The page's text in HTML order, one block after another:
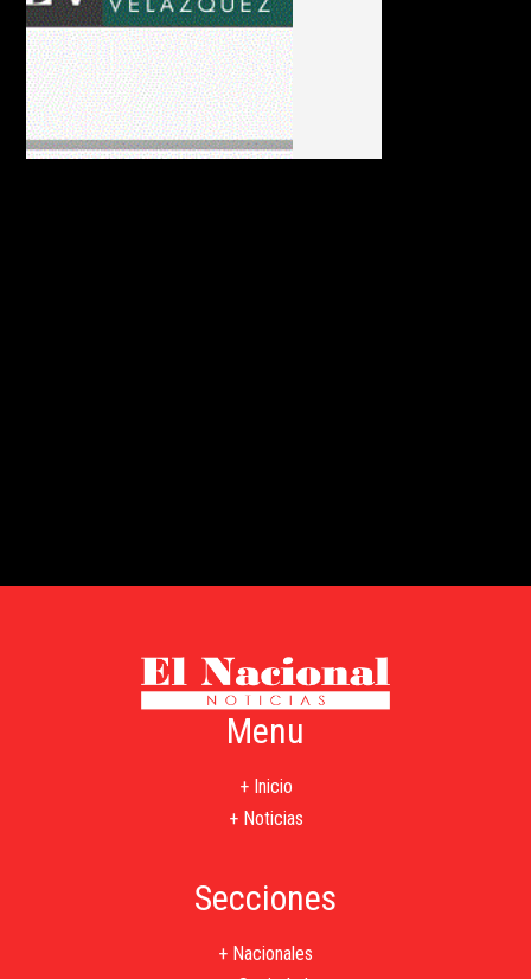
Menu
+ Inicio
+ Noticias
Secciones
+ Nacionales